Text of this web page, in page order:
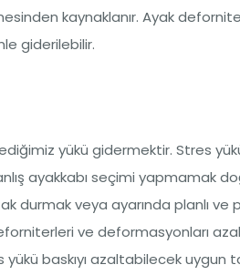
kaynaklanır. Ayak
giderilebilir.
yükü gidermektir. Stres
ayakkabı seçimi yapmamak
durmak veya ayarında planlı ve
ve deformasyonları
baskıyı azaltabilecek uygun